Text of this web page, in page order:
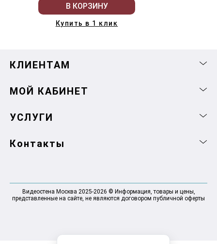
В КОРЗИНУ
Купить в 1 клик
КЛИЕНТАМ
МОЙ КАБИНЕТ
УСЛУГИ
Контакты
Видеостена Москва 2025-2026 © Информация, товары и цены,
представленные на сайте, не являются договором публичной оферты